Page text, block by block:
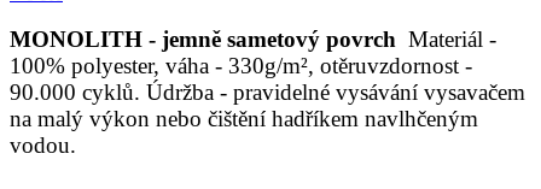
MONOLITH - jemně sametový povrch Materiál -
100% polyester, váha - 330g/m², otěruvzdornost -
90.000 cyklů. Údržba - pravidelné vysávání vysavačem
na malý výkon nebo čištění hadříkem navlhčeným
vodou.